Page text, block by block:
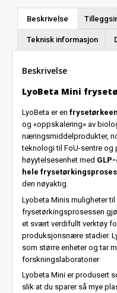
Beskrivelse
Teknisk informasjon
Beskrivelse
LyoBeta Mini
LyoBeta er en
og «oppskalering» av
næringsmiddelprodukter,
teknologi til FoU-sentre og
høyytelsesenhet med
hele
den nøyaktig.
Lyobeta Minis muligheter
frysetørkingsprosessen
et svært verdifullt verktøy
produksjonsnære stadier.
som større enheter og tar
forskningslaboratorier
Lyobeta Mini er produsert
slik at du sparer så mye